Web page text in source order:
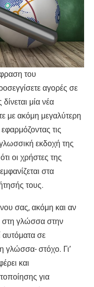
του
αγορές σε
μία νέα
με ακόμη μεγαλύτερη
τις
εκδοχή της
οι χρήστες της
στα
τους.
σας, ακόμη και αν
στη γλώσσα στην
αυτόματα σε
γλώσσα- στόχο. Γι’
και
για